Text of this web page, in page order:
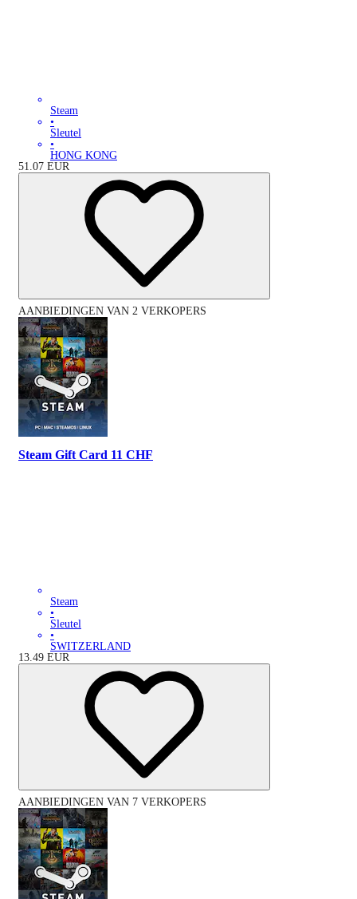
Steam
•
Sleutel
•
HONG KONG
51.07 EUR
AANBIEDINGEN VAN 2 VERKOPERS
Steam Gift Card 11 CHF
Steam
•
Sleutel
•
SWITZERLAND
13.49 EUR
AANBIEDINGEN VAN 7 VERKOPERS